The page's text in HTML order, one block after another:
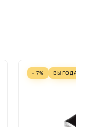
- 7% ВЫГОДА